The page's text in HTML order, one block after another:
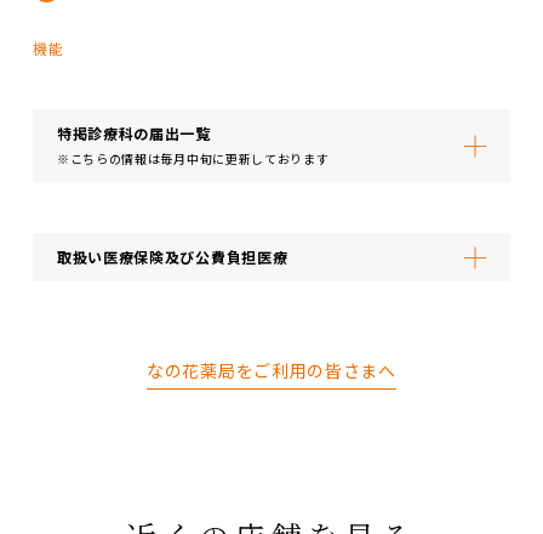
機能
特掲診療科の届出⼀覧
※こちらの情報は毎月中旬に更新しております
取扱い医療保険及び公費負担医療
なの花薬局をご利用の皆さまへ